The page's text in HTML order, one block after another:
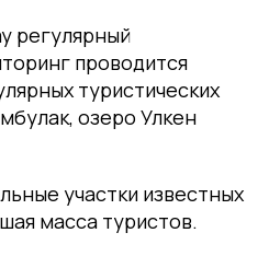
регулярный
проводится
туристических
озеро Улкен
участки известных
масса туристов.